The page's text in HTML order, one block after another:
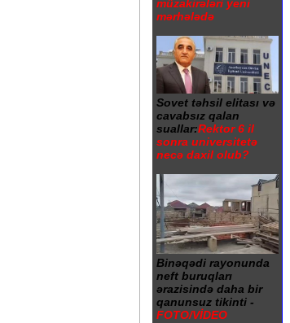
müzakirələri yeni
mərhələdə
Sovet təhsil elitası və
cavabsız qalan
suallar:Rektor 6 il
sonra universitetə
necə daxil olub?
Binəqədi rayonunda
neft buruqları
ərazisində daha bir
qanunsuz tikinti -
FOTO/VİDEO